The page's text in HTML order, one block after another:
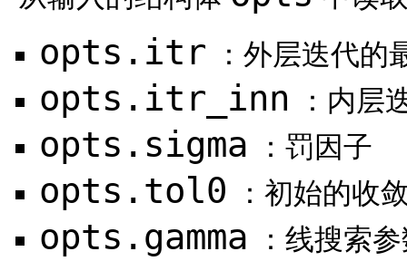
opts.itr ：外层迭代的
opts.itr_inn ：内层
opts.sigma ：罚因子
opts.tol0 ：初始的收
opts.gamma ：线搜索